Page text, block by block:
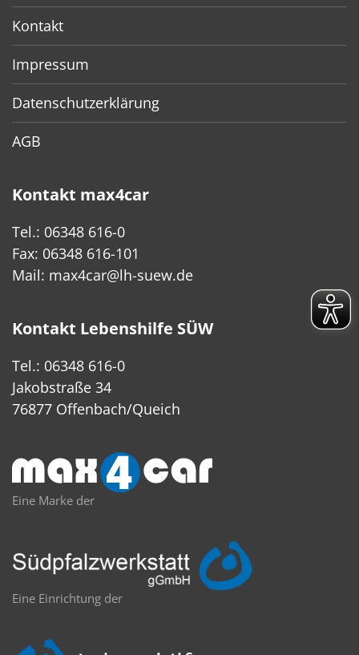
Kontakt
Impressum
Datenschutzerklärung
AGB
Kontakt max4car
Tel.: 06348 616-0
Fax: 06348 616-101
Mail: max4car@lh-suew.de
Kontakt Lebenshilfe SÜW
Tel.: 06348 616-0
Jakobstraße 34
76877 Offenbach/Queich
Eine Marke der
Eine Einrichtung der